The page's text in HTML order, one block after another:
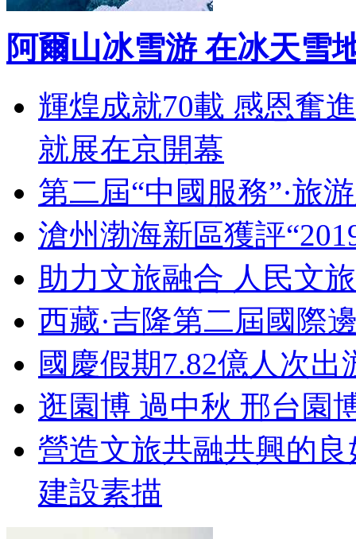
阿爾山冰雪游 在冰天雪
輝煌成就70載 感恩奮
就展在京開幕
第二屆“中國服務”·旅
滄州渤海新區獲評
助力文旅融合 人民文
西藏·吉隆第二屆國際
國慶假期7.82億人次
逛園博 過中秋 邢台園
營造文旅共融共興的
建設素描